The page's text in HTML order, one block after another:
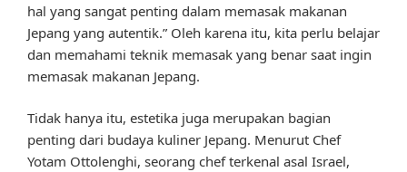
hal yang sangat penting dalam memasak makanan
Jepang yang autentik.” Oleh karena itu, kita perlu belajar
dan memahami teknik memasak yang benar saat ingin
memasak makanan Jepang.
Tidak hanya itu, estetika juga merupakan bagian
penting dari budaya kuliner Jepang. Menurut Chef
Yotam Ottolenghi, seorang chef terkenal asal Israel,